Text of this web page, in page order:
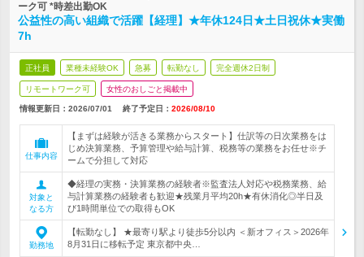
ーク可 *時差出勤OK
公益性の高い組織で活躍【経理】★年休124日★土日祝休★実働
7h
正社員 業種未経験OK 急募 転勤なし 完全週休2日制
リモートワーク可 女性のおしごと掲載中
情報更新日：2026/07/01 終了予定日： 2026/08/10
仕事内容
【まずは経験が活きる業務からスタート】仕訳等の日次業務をは
じめ決算業務、予算管理や給与計算、税務等の業務をお任せ※チ
ームで分担して対応
対象と
なる方
◆経理の実務・決算業務の経験者※監査法人対応や税務業務、給
与計算業務の経験者も歓迎★残業月平均20h★有休消化◎半日及
び1時間単位での取得もOK
勤務地
【転勤なし】 ★最寄り駅より徒歩5分以内 ＜新オフィス＞2026年
8月31日に移転予定 東京都中央…